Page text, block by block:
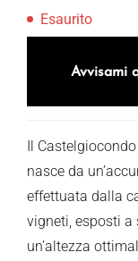
Esaurito
Avvisami
Il
nasce da
effettuata dalla
vigneti, esposti a
un’altezza